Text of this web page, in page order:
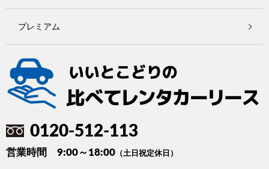
プレミアム
0120-512-113
営業時間 9:00～18:00 （土日祝定休日）